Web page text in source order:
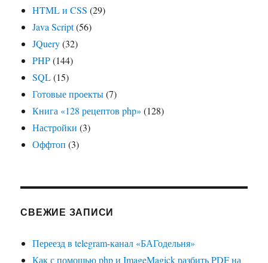
HTML и CSS (29)
Java Script(56)
JQuery(32)
PHP(144)
SQL(15)
Готовые проекты(7)
Книга «128 рецептов php» (128)
Настройки (3)
Оффтоп (3)
СВЕЖИЕ ЗАПИСИ
Переезд в telegram-канал «БАГодельня»
Как с помощью php и ImageMagick разбить PDF на